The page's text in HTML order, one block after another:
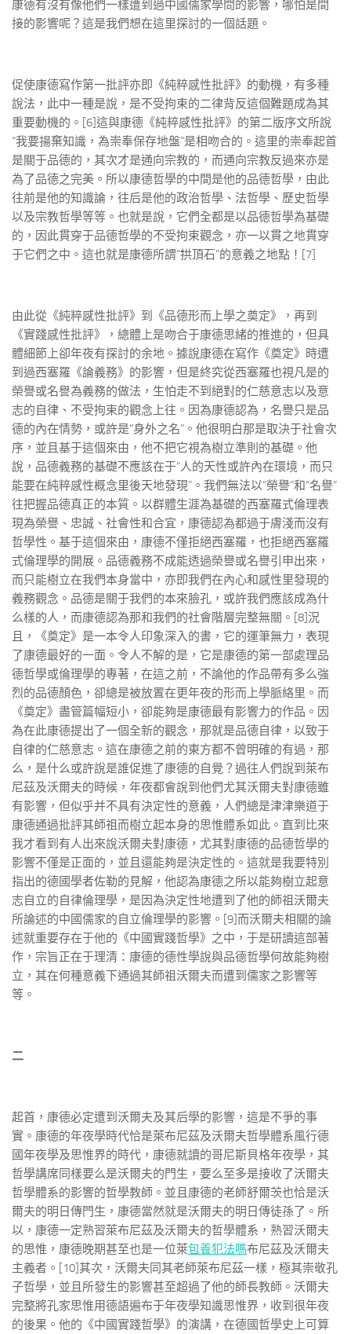
康德有沒有像他們一樣遭到過中國儒家學問的影響，哪怕是間
接的影響呢？這是我們想在這里探討的一個話題。
促使康德寫作第一批評亦即《純粹感性批評》的動機，有多種
說法，此中一種是說，是不受拘束的二律背反這個難題成為其
重要動機的。[6]這與康德《純粹感性批評》的第二版序文所說
“我要揚棄知識，為崇奉保存地盤”是相吻合的。這里的崇奉起首
是關于品德的，其次才是通向宗教的，而通向宗教反過來亦是
為了品德之完美。所以康德哲學的中間是他的品德哲學，由此
往前是他的知識論，往后是他的政治哲學、法哲學、歷史哲學
以及宗教哲學等等。也就是說，它們全都是以品德哲學為基礎
的，因此貫穿于品德哲學的不受拘束觀念，亦一以貫之地貫穿
于它們之中。這也就是康德所謂“拱頂石”的意義之地點！[7]
由此從《純粹感性批評》到《品德形而上學之奠定》，再到
《實踐感性批評》，總體上是吻合于康德思緒的推進的，但具
體細節上卻年夜有探討的余地。據說康德在寫作《奠定》時遭
到過西塞羅《論義務》的影響，但是終究從西塞羅也視凡是的
榮譽或名譽為義務的做法，生怕走不到絕對的仁慈意志以及意
志的自律、不受拘束的觀念上往。因為康德認為，名譽只是品
德的內在情勢，或許是“身外之名”。他很明白那是取決于社會次
序，並且基于這個來由，他不把它視為樹立準則的基礎。他
說，品德義務的基礎不應該在于“人的天性或許內在環境，而只
能要在純粹感性概念里後天地發現”。我們無法以“榮譽”和“名譽”
往把握品德真正的本質。以群體生涯為基礎的西塞羅式倫理表
現為榮譽、忠誠、社會性和合宜，康德認為都過于膚淺而沒有
哲學性。基于這個來由，康德不僅拒絕西塞羅，也拒絕西塞羅
式倫理學的開展。品德義務不成能透過榮譽或名譽引申出來，
而只能樹立在我們本身當中，亦即我們在內心和感性里發現的
義務觀念。品德是關于我們的本來臉孔，或許我們應該成為什
么樣的人，而康德認為那和我們的社會階層完整無關。[8]況
且，《奠定》是一本令人印象深入的書，它的運筆無力，表現
了康德最好的一面。令人不解的是，它是康德的第一部處理品
德哲學或倫理學的專著，在這之前，不論他的作品帶有多么強
烈的品德顏色，卻總是被放置在更年夜的形而上學脈絡里。而
《奠定》盡管篇幅短小，卻能夠是康德最有影響力的作品。因
為在此康德提出了一個全新的觀念，那就是品德自律，以致于
自律的仁慈意志。這在康德之前的東方都不曾明確的有過，那
么，是什么或許說是誰促進了康德的自覺？過往人們說到萊布
尼茲及沃爾夫的時候，年夜都會說到他們尤其沃爾夫對康德雖
有影響，但似乎并不具有決定性的意義，人們總是津津樂道于
康德通過批評其師祖而樹立起本身的思惟體系如此。直到比來
我才看到有人出來說沃爾夫對康德，尤其對康德的品德哲學的
影響不僅是正面的，並且還能夠是決定性的。這就是我要特別
指出的德國學者佐勒的見解，他認為康德之所以能夠樹立起意
志自立的自律倫理學，是因為決定性地遭到了他的師祖沃爾夫
所論述的中國儒家的自立倫理學的影響。[9]而沃爾夫相關的論
述就重要存在于他的《中國實踐哲學》之中，于是研讀這部著
作，宗旨正在于理清：康德的德性學說與品德哲學何故能夠樹
立，其在何種意義下通過其師祖沃爾夫而遭到儒家之影響等
等。
二
起首，康德必定遭到沃爾夫及其后學的影響，這是不爭的事
實。康德的年夜學時代恰是萊布尼茲及沃爾夫哲學體系風行德
國年夜學及思惟界的時代，康德就讀的哥尼斯貝格年夜學，其
哲學講席同樣要么是沃爾夫的門生，要么至多是接收了沃爾夫
哲學體系的影響的哲學教師。並且康德的老師舒爾茨也恰是沃
爾夫的明日傳門生，康德當然就是沃爾夫的明日傳徒孫了。所
以，康德一定熟習萊布尼茲及沃爾夫的哲學體系，熟習沃爾夫
的思惟，康德晚期甚至也是一位萊包養犯法嗎布尼茲及沃爾夫
主義者。[10]其次，沃爾夫同其老師萊布尼茲一樣，極其崇敬孔
子哲學，並且所發生的影響甚至超過了他的師長教師。沃爾夫
完整將孔家思惟用德語遍布于年夜學知識思惟界，收到很年夜
的後果。他的《中國實踐哲學》的演講，在德國哲學史上可算